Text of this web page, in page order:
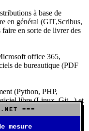
à base de
en général (GIT,Scribus,
en sorte de livrer des
office 365,
de bureautique (PDF
(Python, PHP,
libre (Linux, Git...) et
Uno, Scrabble...),
===
mesure